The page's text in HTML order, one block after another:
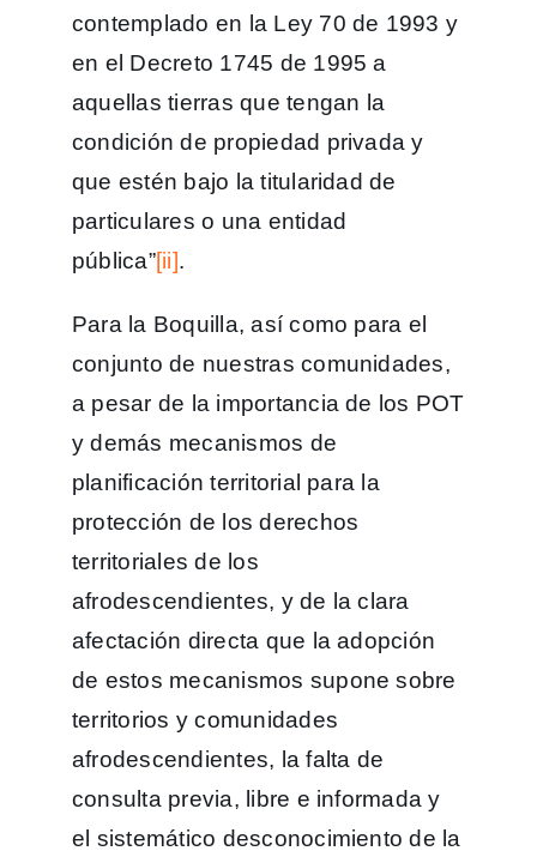
contemplado en la Ley 70 de 1993 y
en el Decreto 1745 de 1995 a
aquellas tierras que tengan la
condición de propiedad privada y
que estén bajo la titularidad de
particulares o una entidad
pública”[ii].
Para la Boquilla, así como para el
conjunto de nuestras comunidades,
a pesar de la importancia de los POT
y demás mecanismos de
planificación territorial para la
protección de los derechos
territoriales de los
afrodescendientes, y de la clara
afectación directa que la adopción
de estos mecanismos supone sobre
territorios y comunidades
afrodescendientes, la falta de
consulta previa, libre e informada y
el sistemático desconocimiento de la